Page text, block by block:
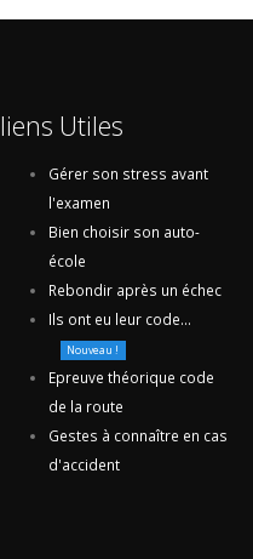
liens Utiles
Gérer son stress avant
l'examen
Bien choisir son auto-
école
Rebondir après un échec
Ils ont eu leur code...
Nouveau !
Epreuve théorique code
de la route
Gestes à connaître en cas
d'accident